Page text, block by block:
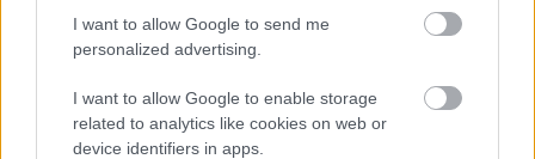
I want to allow Google to send me
personalized advertising.
I want to allow Google to enable storage
related to analytics like cookies on web or
device identifiers in apps.
meg e-mail címét:
Megismertem és elfogadom a
ot
Nem szeretne lemaradni semmiről? Csak egy kattintás, és hírlevelünk a